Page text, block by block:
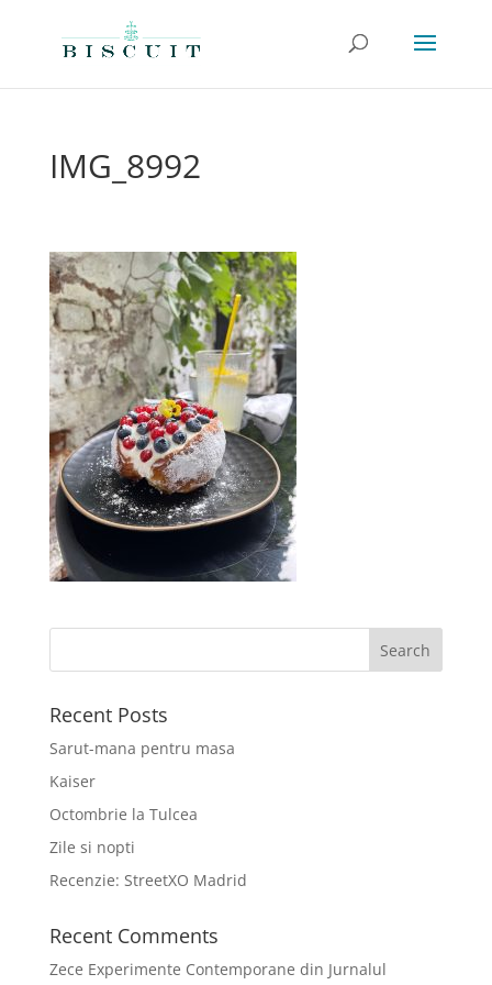
IMG_8992
Recent Posts
Sarut-mana pentru masa
Kaiser
Octombrie la Tulcea
Zile si nopti
Recenzie: StreetXO Madrid
Recent Comments
Zece Experimente Contemporane din Jurnalul